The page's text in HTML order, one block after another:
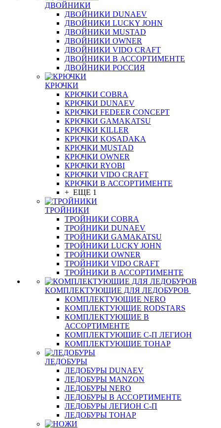
ДВОЙНИКИ
ДВОЙНИКИ DUNAEV
ДВОЙНИКИ LUCKY JOHN
ДВОЙНИКИ MUSTAD
ДВОЙНИКИ OWNER
ДВОЙНИКИ VIDO CRAFT
ДВОЙНИКИ В АССОРТИМЕНТЕ
ДВОЙНИКИ РОССИЯ
КРЮЧКИ
КРЮЧКИ COBRA
КРЮЧКИ DUNAEV
КРЮЧКИ FEDEER CONCEPT
КРЮЧКИ GAMAKATSU
КРЮЧКИ KILLER
КРЮЧКИ KOSADAKA
КРЮЧКИ MUSTAD
КРЮЧКИ OWNER
КРЮЧКИ RYOBI
КРЮЧКИ VIDO CRAFT
КРЮЧКИ В АССОРТИМЕНТЕ
+ ЕЩЕ 1
ТРОЙНИКИ
ТРОЙНИКИ COBRA
ТРОЙНИКИ DUNAEV
ТРОЙНИКИ GAMAKATSU
ТРОЙНИКИ LUCKY JOHN
ТРОЙНИКИ OWNER
ТРОЙНИКИ VIDO CRAFT
ТРОЙНИКИ В АССОРТИМЕНТЕ
КОМПЛЕКТУЮЩИЕ ДЛЯ ЛЕДОБУРОВ
КОМПЛЕКТУЮЩИЕ NERO
КОМПЛЕКТУЮЩИЕ RODSTARS
КОМПЛЕКТУЮЩИЕ В
АССОРТИМЕНТЕ
КОМПЛЕКТУЮЩИЕ С-П ЛЕГИОН
КОМПЛЕКТУЮЩИЕ ТОНАР
ЛЕДОБУРЫ
ЛЕДОБУРЫ DUNAEV
ЛЕДОБУРЫ MANZON
ЛЕДОБУРЫ NERO
ЛЕДОБУРЫ В АССОРТИМЕНТЕ
ЛЕДОБУРЫ ЛЕГИОН С-П
ЛЕДОБУРЫ ТОНАР